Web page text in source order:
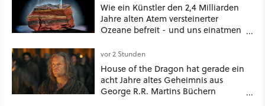
Wie ein Künstler den 2,4 Milliarden
Jahre alten Atem versteinerter
Ozeane befreit - und uns einatmen
vor 2 Stunden
House of the Dragon hat gerade ein
acht Jahre altes Geheimnis aus
George R.R. Martins Büchern